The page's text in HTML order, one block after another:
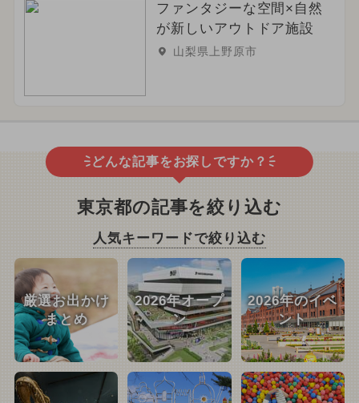
ファンタジーな空間×自然
が新しいアウトドア施設
山梨県上野原市
どんな記事をお探しですか？
東京都の記事を絞り込む
人気キーワードで絞り込む
厳選お出かけ
まとめ
2026年オープ
ン
2026年のイベ
ント